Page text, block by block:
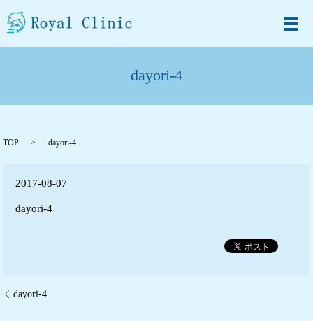
メ
dayori-4
TOP dayori-4
2017-08-07
dayori-4
dayori-4